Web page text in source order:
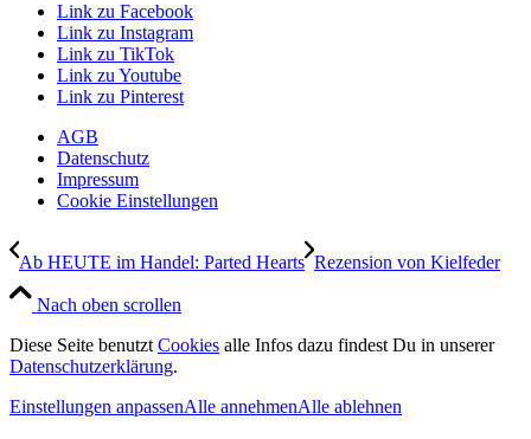
Link zu Facebook
Link zu Instagram
Link zu TikTok
Link zu Youtube
Link zu Pinterest
AGB
Datenschutz
Impressum
Cookie Einstellungen
Ab HEUTE im Handel: Parted Hearts Rezension von Kielfeder
Nach oben scrollen
Diese Seite benutzt Cookies alle Infos dazu findest Du in unserer
Datenschutzerklärung.
Einstellungen anpassenAlle annehmenAlle ablehnen